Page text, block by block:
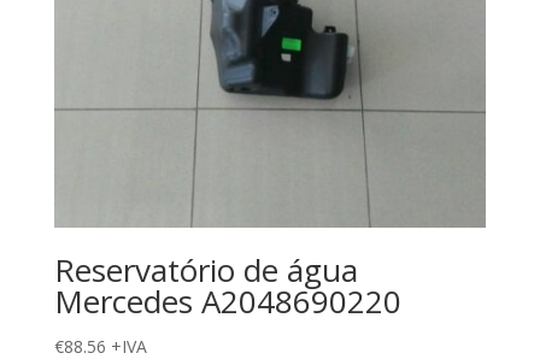
Reservatório de água
Mercedes A2048690220
€88.56 +IVA